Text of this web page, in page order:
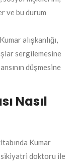
ve bu durum
Kumar alışkanlığı,
sergilemesine
düşmesine
Nasıl
Kumar
doktoru ile